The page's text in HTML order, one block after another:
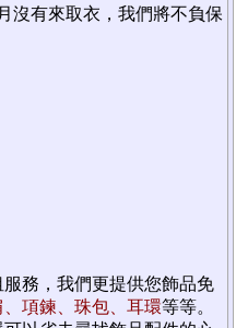
沒有來取衣，我們將不負保
務，我們更提供您飾品免
、項鍊、珠包、耳環等等。